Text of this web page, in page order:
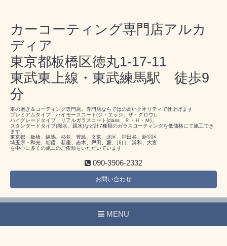
カーコーティング専門店アルカ
ディア
東京都板橋区徳丸1-17-11
東武東上線・東武練馬駅 徒歩9
分
車の磨き＆コーティング専門店。専門店ならではの高いクオリティで仕上げます
プレミアムタイプ「ハイモースコート(ジ・エッジ、ザ・グロウ)」
ハイグレードタイプ「リアルガラスコート(class Ｒ・Ｈ・Ｍ)」
スタンダードタイプ(撥水、親水)など計7種類のガラスコーティングを低価格にて施工でき
ます。
東京都・板橋、練馬、杉並、豊島、文京、北区、世田谷、新宿区
埼玉県・和光、朝霞、新座、志木、戸田、蕨、川口、浦和、大宮
を中心に多くの施工のご依頼をいただいています
090-3906-2332
お問い合わせ
MENU